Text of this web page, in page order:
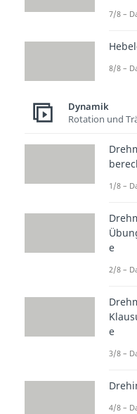
7/8 –
8/8 –
Dynamik
Rotation und
1/8 –
e
2/8 –
e
3/8 –
4/8 –